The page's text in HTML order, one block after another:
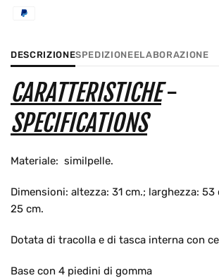
DESCRIZIONESPEDIZIONEELABORAZIONE
CARATTERISTICHE-
SPECIFICATIONS
Materiale: similpelle.
Dimensioni: altezza: 31 cm.; larghezza:
25 cm.
Dotata di tracolla e di tasca interna con
Base con 4 piedini di gomma